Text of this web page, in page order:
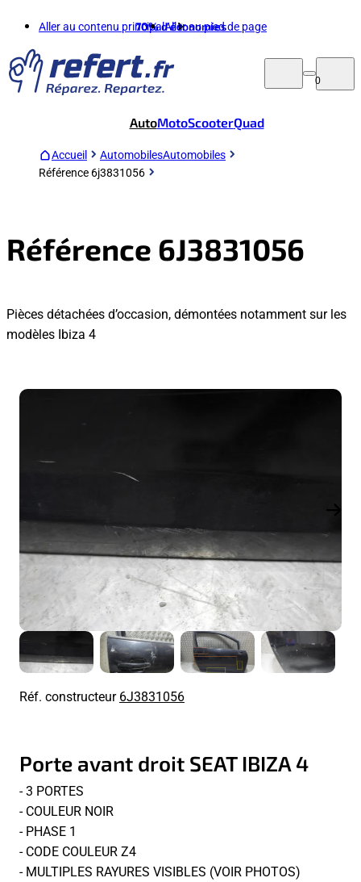
Aller au contenu principalAller au pied de page
70%d'économies
0
AutoMotoScooterQuad
Accueil AutomobilesAutomobiles
Référence 6j3831056
Référence 6J3831056
Pièces détachées d’occasion, démontées notamment sur les
modèles Ibiza 4
Réf. constructeur6J3831056
Porte avant droit SEAT IBIZA 4
- 3 PORTES
- COULEUR NOIR
- PHASE 1
- CODE COULEUR Z4
- MULTIPLES RAYURES VISIBLES (VOIR PHOTOS)